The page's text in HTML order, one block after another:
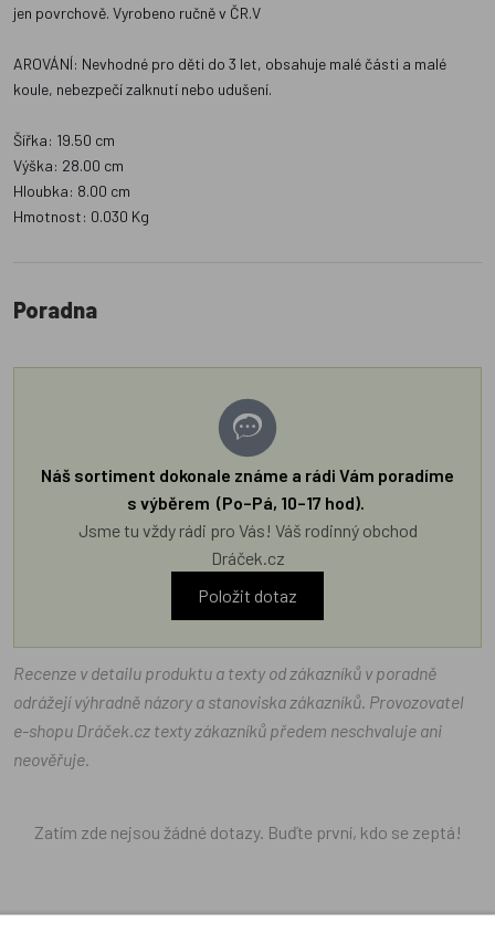
jen povrchově. Vyrobeno ručně v ČR.V
AROVÁNÍ: Nevhodné pro děti do 3 let, obsahuje malé části a malé
koule, nebezpečí zalknutí nebo udušení.
Šířka: 19.50 cm
Výška: 28.00 cm
Hloubka: 8.00 cm
Hmotnost: 0.030 Kg
Poradna
Náš sortiment dokonale známe a rádi Vám poradíme
s výběrem (Po–Pá, 10–17 hod).
Jsme tu vždy rádi pro Vás! Váš rodinný obchod
Dráček.cz
Položit dotaz
Recenze v detailu produktu a texty od zákazníků v poradně
odrážejí výhradně názory a stanoviska zákazníků. Provozovatel
e-shopu Dráček.cz texty zákazníků předem neschvaluje ani
neověřuje.
Zatím zde nejsou žádné dotazy. Buďte první, kdo se zeptá!